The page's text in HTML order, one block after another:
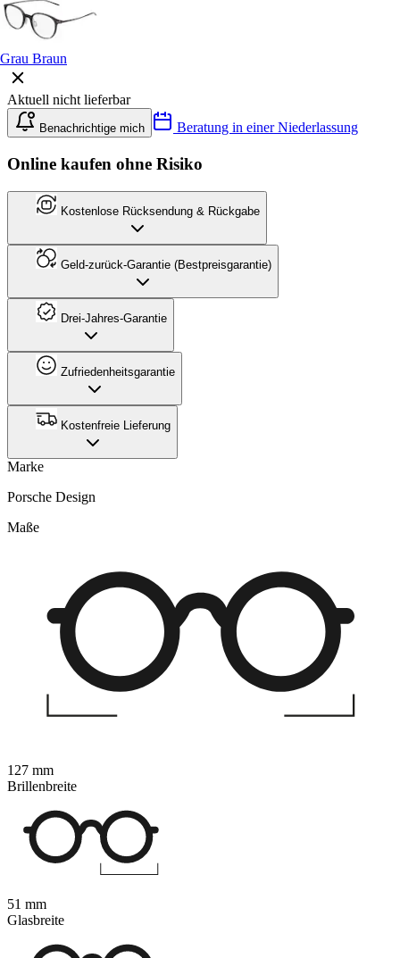
Grau Braun
Aktuell nicht lieferbar
Benachrichtige mich Beratung in einer Niederlassung
Online kaufen ohne Risiko
Kostenlose Rücksendung & Rückgabe
Geld-zurück-Garantie (Bestpreisgarantie)
Drei-Jahres-Garantie
Zufriedenheitsgarantie
Kostenfreie Lieferung
Marke
Porsche Design
Maße
127 mm
Brillenbreite
51 mm
Glasbreite